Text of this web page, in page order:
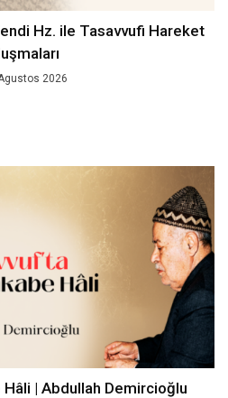
Hz. ile Tasavvufi Hareket
2026
| Abdullah Demircioğlu